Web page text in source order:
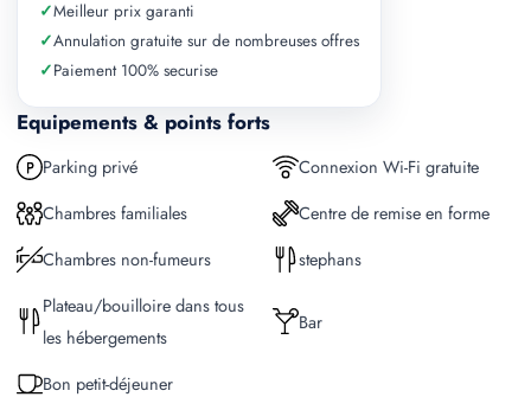
Equipements & points forts
Parking privé
Connexion Wi-Fi gratuite
Chambres familiales
Centre de remise en forme
Chambres non-fumeurs
stephans
Plateau/bouilloire dans tous
les hébergements
Bar
Bon petit-déjeuner
✓Meilleur prix garanti
✓Annulation gratuite sur de nombreuses offres
✓Paiement 100% securise